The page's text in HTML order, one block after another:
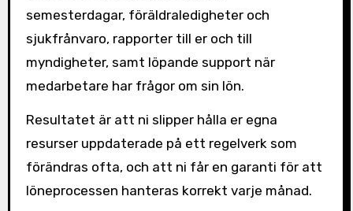
semesterdagar, föräldraledigheter och
sjukfrånvaro, rapporter till er och till
myndigheter, samt löpande support när
medarbetare har frågor om sin lön.
Resultatet är att ni slipper hålla er egna
resurser uppdaterade på ett regelverk som
förändras ofta, och att ni får en garanti för att
löneprocessen hanteras korrekt varje månad.